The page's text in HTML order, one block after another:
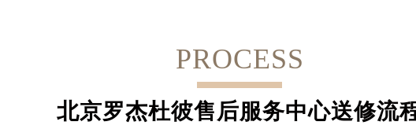
PROCESS
北京罗杰杜彼售后服务中心送修流